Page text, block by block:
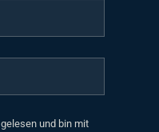
gelesen und bin mit